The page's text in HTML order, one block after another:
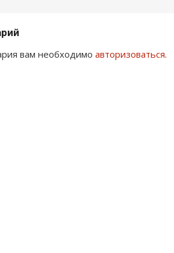
вам необходимо авторизоваться.